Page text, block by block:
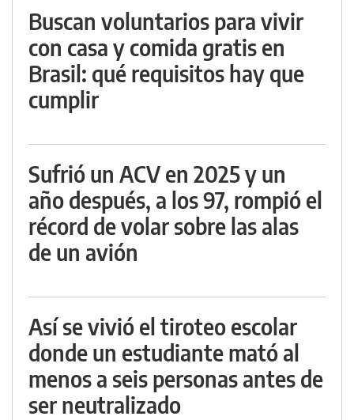
Buscan voluntarios para vivir
con casa y comida gratis en
Brasil: qué requisitos hay que
cumplir
Sufrió un ACV en 2025 y un
año después, a los 97, rompió el
récord de volar sobre las alas
de un avión
Así se vivió el tiroteo escolar
donde un estudiante mató al
menos a seis personas antes de
ser neutralizado